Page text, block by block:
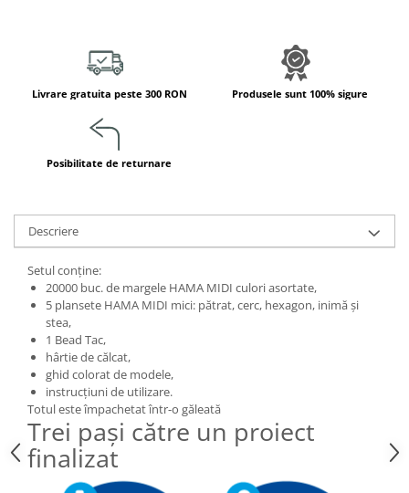
Mingi terapeutice
Module din burete
Motricitate fina
Motricitate grosiera
Recunoasterea formelor
Saltele
Wellness
Diverse jucarii educative
Apa si nisip
Dezvoltarea limbajului
Figurine
Mobilier gradinita
Montessori
Spații de joacă
Educatie inovativa
Anatomie
Comunicare
Dezvoltare timpurie
Livrare gratuita peste 300 RON Produsele sunt 100% sigure
Posibilitate de returnare
Descriere
Setul conține:
20000 buc. de margele HAMA MIDI culori asortate,
5 plansete HAMA MIDI mici: pătrat, cerc, hexagon, inimă și
stea,
1 Bead Tac,
hârtie de călcat,
ghid colorat de modele,
instrucțiuni de utilizare.
Totul este împachetat într-o găleată
Trei pași către un proiect
finalizat